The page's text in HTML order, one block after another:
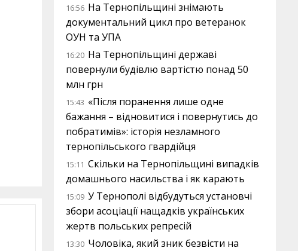
16:56 На Тернопільщині знімають
документальний цикл про ветеранок
ОУН та УПА
16:20 На Тернопільщині державі
повернули будівлю вартістю понад 50
млн грн
15:43 «Після поранення лише одне
бажання – відновитися і повернутись до
побратимів»: історія незламного
тернопільського гвардійця
15:11 Скільки на Тернопільщині випадків
домашнього насильства і як карають
15:09 У Тернополі відбудуться установчі
збори асоціації нащадків українських
жертв польських репресій
13:30 Чоловіка, який зник безвісти на